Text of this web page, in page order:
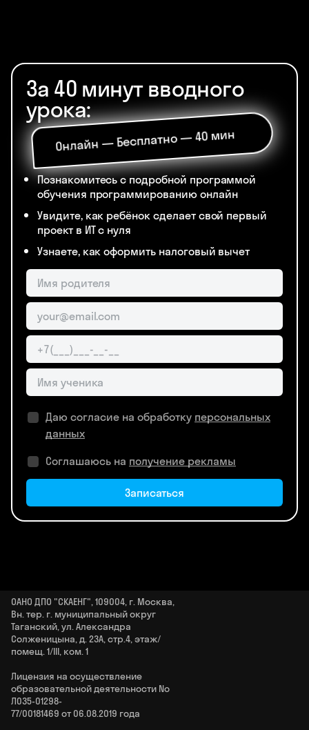
За 40 минут вводного
урока:
Онлайн — Бесплатно — 40 мин
Познакомитесь с подробной программой
обучения программированию онлайн
Увидите, как ребёнок сделает свой первый
проект в ИТ с нуля
Узнаете, как оформить налоговый вычет
Даю согласие на обработку персональных
данных
Соглашаюсь на получение рекламы
Записаться
ОАНО ДПО "СКАЕНГ", 109004, г. Москва,
Вн. тер. г. муниципальный округ
Таганский, ул. Александра
Солженицына, д. 23А, стр.4, этаж/
помещ. 1/III, ком. 1
Лицензия на осуществление
образовательной деятельности No
Л035‑01298-
77/00181469 от 06.08.2019 года